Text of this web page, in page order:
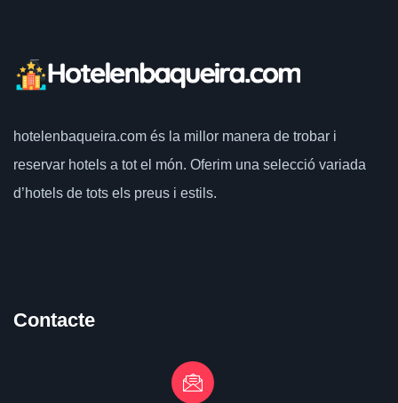
hotelenbaqueira.com és la millor manera de trobar i
reservar hotels a tot el món. Oferim una selecció variada
d’hotels de tots els preus i estils.
Contacte